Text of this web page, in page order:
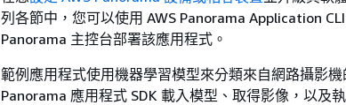
列各節中，您可以使用 AWS Panorama Application
Panorama 主控台部署該應用程式。
範例應用程式使用機器學習模型來分類來自網路攝影
Panorama 應用程式 SDK 載入模型、取得影像，以及